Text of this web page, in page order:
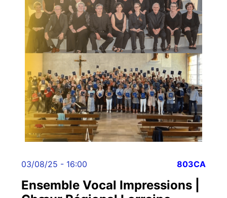
03/08/25 - 16:00 803CA
Ensemble Vocal Impressions |